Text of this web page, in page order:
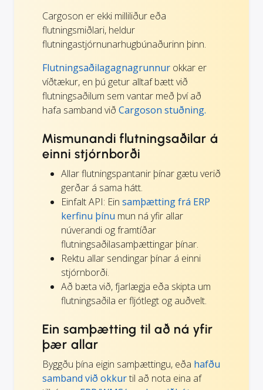
Cargoson er ekki milliliður eða
flutningsmiðlari, heldur
flutningastjórnunarhugbúnaðurinn þinn.
Flutningsaðilagagnagrunnur okkar er
víðtækur, en þú getur alltaf bætt við
flutningsaðilum sem vantar með því að
hafa samband við Cargoson stuðning.
Mismunandi flutningsaðilar á
einni stjórnborði
Allar flutningspantanir þínar gætu verið
gerðar á sama hátt.
Einfalt API: Ein samþætting frá ERP
kerfinu þínu mun ná yfir allar
núverandi og framtíðar
flutningsaðilasamþættingar þínar.
Rektu allar sendingar þínar á einni
stjórnborði.
Að bæta við, fjarlægja eða skipta um
flutningsaðila er fljótlegt og auðvelt.
Ein samþætting til að ná yfir
þær allar
Byggðu þína eigin samþættingu, eða hafðu
samband við okkurtil að nota eina af